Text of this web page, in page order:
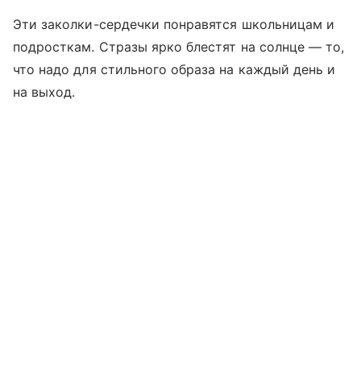
Эти заколки-сердечки понравятся школьницам и
подросткам. Стразы ярко блестят на солнце — то,
что надо для стильного образа на каждый день и
на выход.